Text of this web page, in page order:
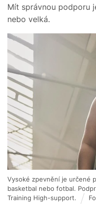
Mít správnou podporu
nebo velká.
Vysoké zpevnění je určené
basketbal nebo fotbal.
Training High-support.